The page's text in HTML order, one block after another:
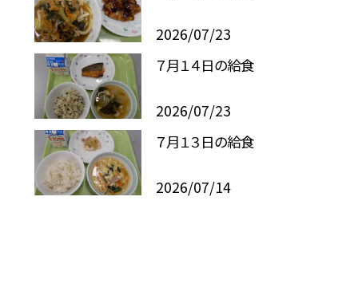
2026/07/23
７月１４日の給食
2026/07/23
７月１３日の給食
2026/07/14